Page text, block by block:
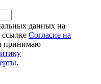
данных на
ссылке Согласие на
принимаю
.